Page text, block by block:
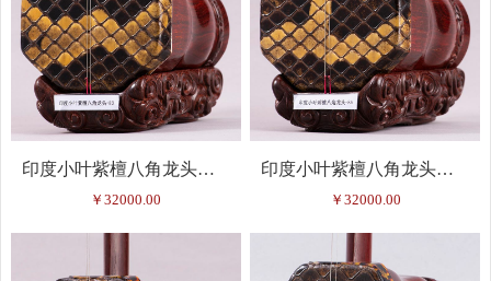
印度小叶紫檀八角龙头二胡-83
￥32000.00
印度小叶紫檀八角龙头二胡-85
￥32000.00